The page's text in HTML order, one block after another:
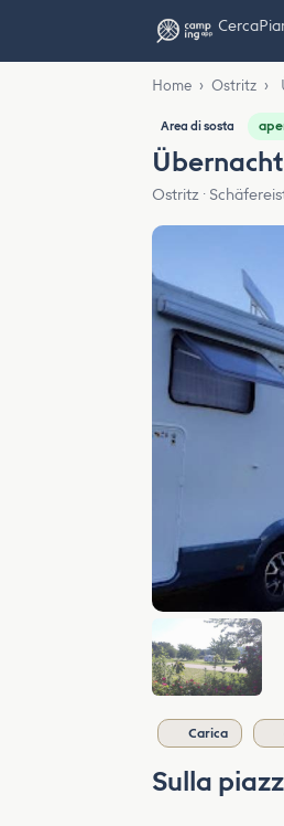
Cerca
Home › Ostritz ›
Area di sosta
Ostritz ·
Carica
Sulla